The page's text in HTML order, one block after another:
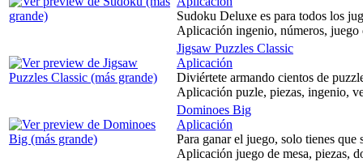
Sudoku Deluxe es para todos los
Aplicación ingenio, números, juego
Jigsaw Puzzles Classic
Aplicación
Diviértete armando cientos de
Aplicación puzle, piezas, ingenio,
Dominoes Big
Aplicación
Para ganar el juego, solo tienes
Aplicación juego de mesa, piezas,